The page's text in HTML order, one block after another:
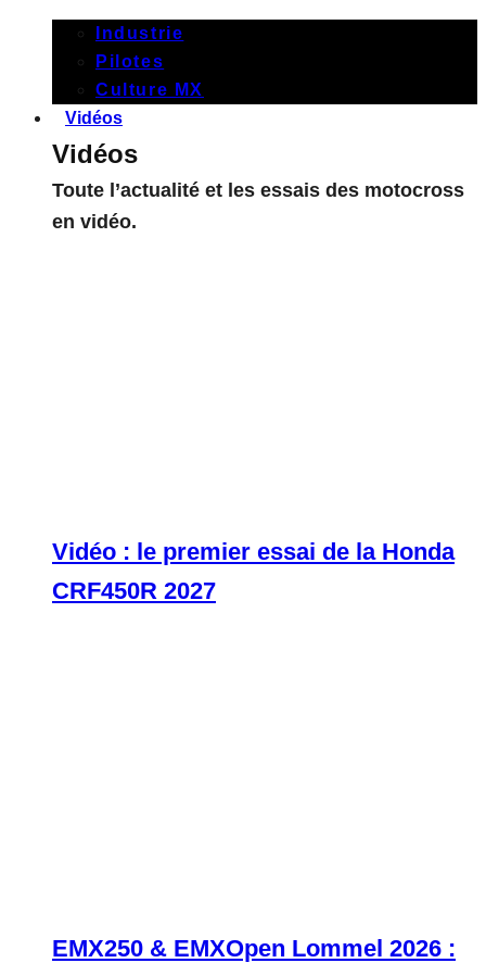
Industrie
Pilotes
Culture MX
Vidéos
Vidéos
Toute l’actualité et les essais des motocross
en vidéo.
Vidéo : le premier essai de la Honda
CRF450R 2027
EMX250 & EMXOpen Lommel 2026 :